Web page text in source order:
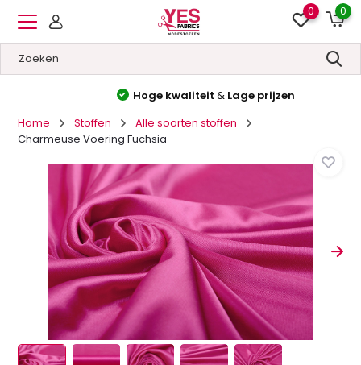
0 0
Hoge kwaliteit&Lage prijzen
Home
Stoffen
Alle soorten stoffen
Charmeuse Voering Fuchsia